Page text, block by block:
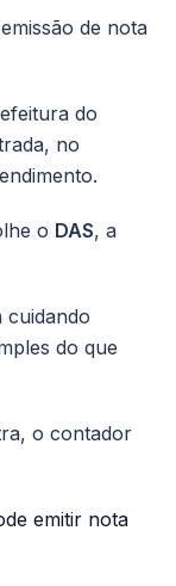
de nota
do
no
o DAS, a
cuidando
do que
o contador
emitir nota